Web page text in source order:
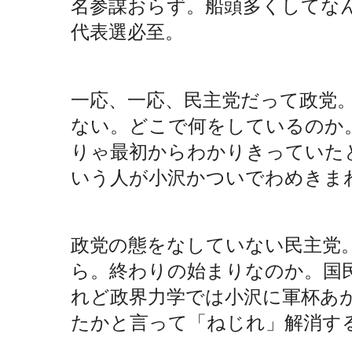
名参謀おらず。船頭多くして
代表選必至。
一応、一応、民主党だって政党
ない。どこで何をしているの
りゃ最初からわかりきってい
いう人が小沢かついでわめき
政党の態をなしていない民主党
ら。終わりの始まりなのか。国
れど政界力学では小沢に軍杯あ
たかと言って「ねじれ」解消